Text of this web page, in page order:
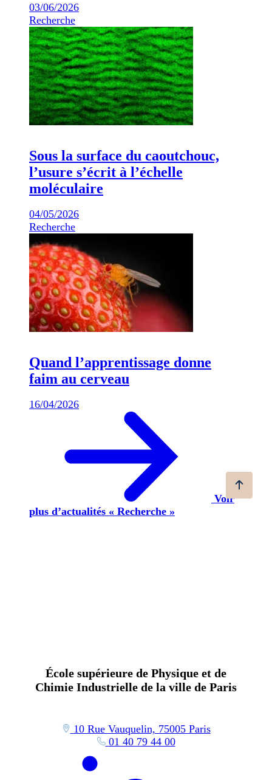
03/06/2026
Recherche
Sous la surface du caoutchouc,
l’usure s’écrit à l’échelle
moléculaire
04/05/2026
Recherche
Quand l’apprentissage donne
faim au cerveau
16/04/2026
Voir
plus d’actualités « Recherche »
École supérieure de Physique et de
Chimie Industrielle de la ville de Paris
10 Rue Vauquelin, 75005 Paris
01 40 79 44 00